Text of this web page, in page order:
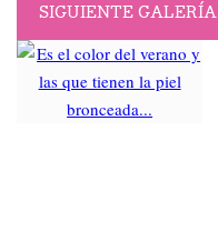
SIGUIENTE GALERÍA